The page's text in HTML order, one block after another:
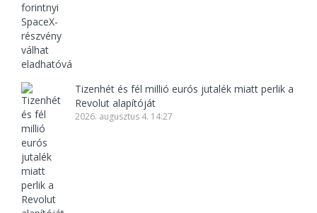
Tizenhét és fél millió eurós jutalék miatt perlik a
Revolut alapítóját
2026. augusztus 4. 14:27